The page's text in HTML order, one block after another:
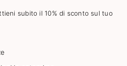
subito il 10% di sconto sul tuo